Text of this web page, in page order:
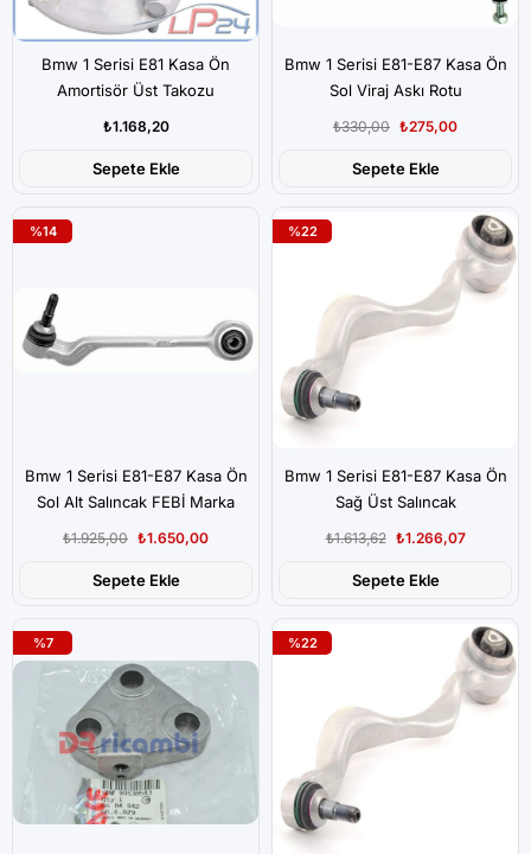
Bmw 1 Serisi E81 Kasa Ön
Amortisör Üst Takozu
₺1.168,20
Sepete Ekle
Bmw 1 Serisi E81-E87 Kasa Ön
Sol Viraj Askı Rotu
₺275,00
₺330,00
Sepete Ekle
Bmw 1 Serisi E81-E87 Kasa Ön
Sol Alt Salıncak FEBİ Marka
₺1.650,00
₺1.925,00
Sepete Ekle
%14
Bmw 1 Serisi E81-E87 Kasa Ön
Sağ Üst Salıncak
₺1.266,07
₺1.613,62
Sepete Ekle
%22
%7 %22